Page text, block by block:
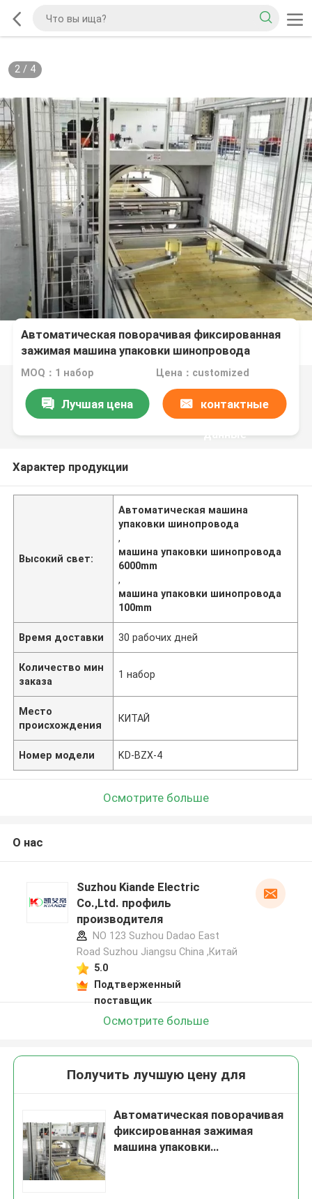
2/ 4
Автоматическая поворачивая фиксированная
зажимая машина упаковки шинопровода
MOQ：1 набор Цена：customized
Лучшая цена контактные
данные
Характер продукции
Высокий свет:
Автоматическая машина
упаковки шинопровода
,
машина упаковки шинопровода
6000mm
,
машина упаковки шинопровода
100mm
Время доставки 30 рабочих дней
Количество мин
заказа
1 набор
Место
происхождения
КИТАЙ
Номер модели KD-BZX-4
Осмотрите больше
О нас
Suzhou Kiande Electric
Co.,Ltd. профиль
производителя
NO 123 Suzhou Dadao East
Road Suzhou Jiangsu China ,Китай
5.0
Подтверженный
поставщик
Осмотрите больше
Получить лучшую цену для
Автоматическая поворачивая
фиксированная зажимая
машина упаковки